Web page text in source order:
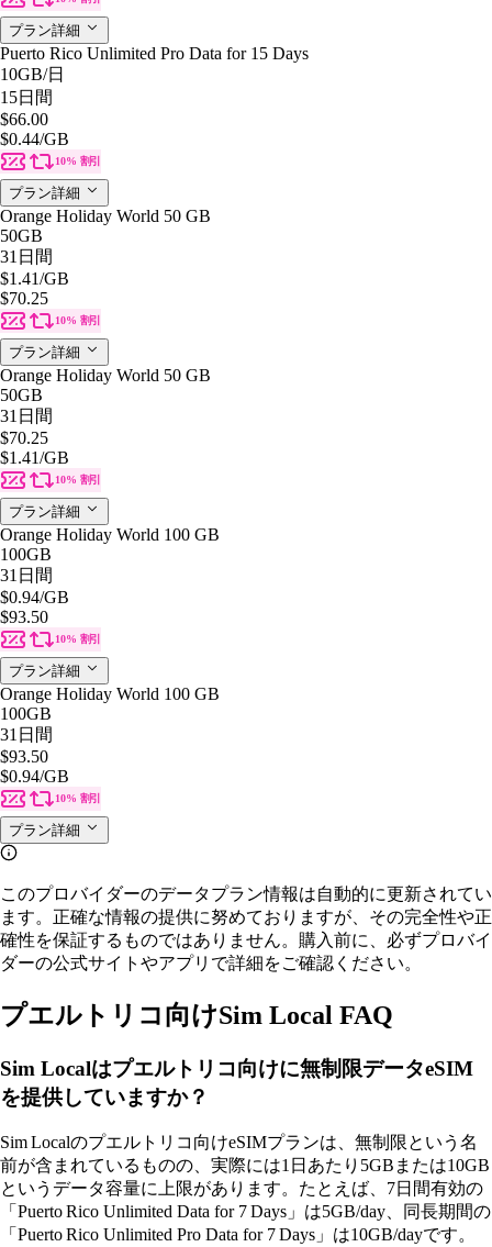
プラン詳細
Puerto Rico Unlimited Pro Data for 15 Days
10GB/日
15日間
$66.00
$0.44/GB
10% 割引
プラン詳細
Orange Holiday World 50 GB
50GB
31日間
$1.41/GB
$70.25
10% 割引
プラン詳細
Orange Holiday World 50 GB
50GB
31日間
$70.25
$1.41/GB
10% 割引
プラン詳細
Orange Holiday World 100 GB
100GB
31日間
$0.94/GB
$93.50
10% 割引
プラン詳細
Orange Holiday World 100 GB
100GB
31日間
$93.50
$0.94/GB
10% 割引
プラン詳細
このプロバイダーのデータプラン情報は自動的に更新されてい
ます。正確な情報の提供に努めておりますが、その完全性や正
確性を保証するものではありません。購入前に、必ずプロバイ
ダーの公式サイトやアプリで詳細をご確認ください。
プエルトリコ向けSim Local FAQ
Sim Localはプエルトリコ向けに無制限データeSIM
を提供していますか？
Sim Localのプエルトリコ向けeSIMプランは、無制限という名
前が含まれているものの、実際には1日あたり5GBまたは10GB
というデータ容量に上限があります。たとえば、7日間有効の
「Puerto Rico Unlimited Data for 7 Days」は5GB/day、同長期間の
「Puerto Rico Unlimited Pro Data for 7 Days」は10GB/dayです。